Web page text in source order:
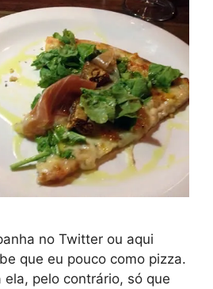
no Twitter ou aqui
que eu pouco como pizza.
pelo contrário, só que